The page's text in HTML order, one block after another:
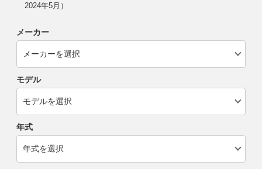
2024年5月）
メーカー
モデル
年式